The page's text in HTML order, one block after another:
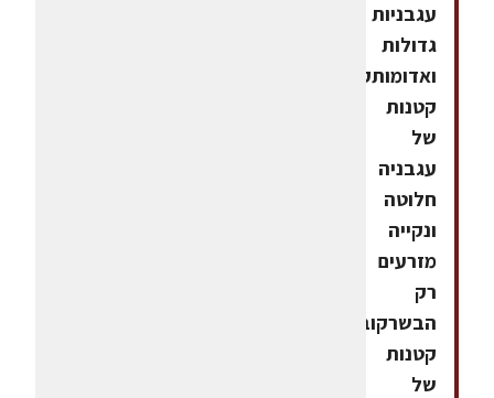
עגבניות
גדולות
ואדומותקוביות
קטנות
של
עגבניה
חלוטה
ונקייה
מזרעים
רק
הבשרקוביות
קטנות
של